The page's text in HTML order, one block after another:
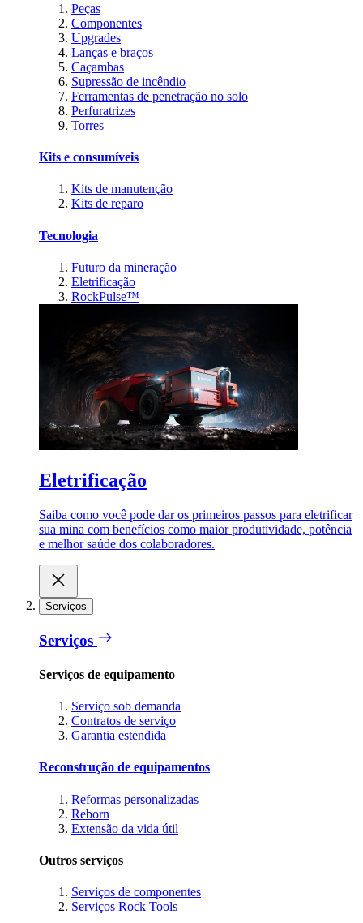
Peças
Componentes
Upgrades
Lanças e braços
Caçambas
Supressão de incêndio
Ferramentas de penetração no solo
Perfuratrizes
Torres
Kits e consumíveis
Kits de manutenção
Kits de reparo
Tecnologia
Futuro da mineração
Eletrificação
RockPulse™
Eletrificação
Saiba como você pode dar os primeiros passos para eletrificar
sua mina com benefícios como maior produtividade, potência
e melhor saúde dos colaboradores.
Serviços
Serviços
Serviços de equipamento
Serviço sob demanda
Contratos de serviço
Garantia estendida
Reconstrução de equipamentos
Reformas personalizadas
Reborn
Extensão da vida útil
Outros serviços
Serviços de componentes
Serviços Rock Tools